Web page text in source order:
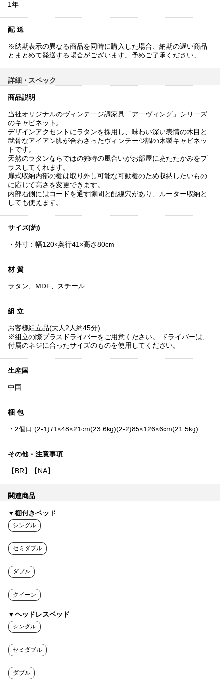
1年
配 送
※納期表示の異なる商品を同時に購入した場合、納期の遅い商品
とまとめて発送する場合がございます。予めご了承ください。
詳細・スペック
商品説明
当社オリジナルのヴィンテージ調家具「アーヴィング」シリーズ
のキャビネット。
デザインアクセントにラタンを採用し、味わい深い表情の木目と
武骨なアイアン脚が合わさったヴィンテージ調の木製キャビネッ
トです。
天然のラタンならではの独特の風合いがお部屋にあたたかみをプ
ラスしてくれます。
扉式収納内部の棚は取り外し可能な可動棚のため収納したいもの
に応じて高さを変更できます。
内部右側にはコードを通す隙間と配線穴があり、ルーター収納と
しても使えます。
サイズ(約)
・外寸：幅120×奥行41×高さ80cm
材 質
ラタン、MDF、スチール
組 立
お客様組立品(大人2人約45分)
※組立の際プラスドライバーをご用意ください。 ドライバーは、
付属のネジに合ったサイズのものを使用してください。
生産国
中国
梱 包
・2個口:(2-1)71×48×21cm(23.6kg)(2-2)85×126×6cm(21.5kg)
その他・注意事項
【BR】【NA】
関連商品
▼棚付きベッド
シングル
セミダブル
ダブル
クイーン
▼ヘッドレスベッド
シングル
セミダブル
ダブル